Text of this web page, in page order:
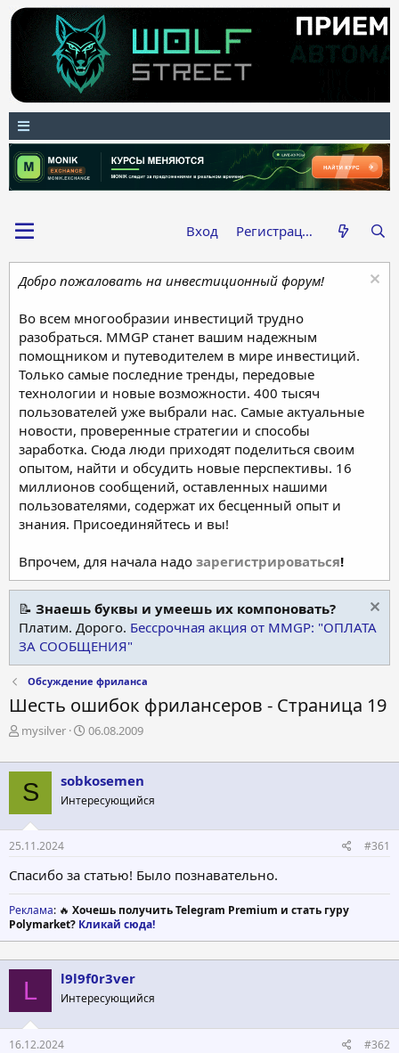
Вход Регистрация
Добро пожаловать на инвестиционный форум!
Во всем многообразии инвестиций трудно
разобраться. MMGP станет вашим надежным
помощником и путеводителем в мире инвестиций.
Только самые последние тренды, передовые
технологии и новые возможности. 400 тысяч
пользователей уже выбрали нас. Самые актуальные
новости, проверенные стратегии и способы
заработка. Сюда люди приходят поделиться своим
опытом, найти и обсудить новые перспективы. 16
миллионов сообщений, оставленных нашими
пользователями, содержат их бесценный опыт и
знания. Присоединяйтесь и вы!
Впрочем, для начала надо зарегистрироваться!
📝 Знаешь буквы и умеешь их компоновать?
Платим. Дорого. Бессрочная акция от MMGP: "ОПЛАТА
ЗА СООБЩЕНИЯ"
Обсуждение фриланса
Шесть ошибок фрилансеров - Страница 19
А
т
р
е
м
ы
mysilver
Д
т
а
а
ч
л
а
06.08.2009
S sobkosemen
Интересующийся
25.11.2024 #361
Спасибо за статью! Было познавательно.
Реклама: 🔥 Хочешь получить Telegram Premium и стать гуру
Polymarket? Кликай сюда!
L l9l9f0r3ver
Интересующийся
16.12.2024 #362